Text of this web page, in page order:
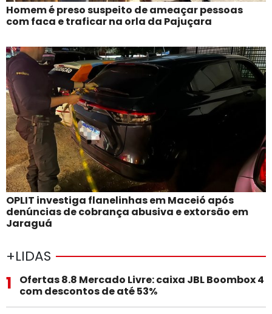
Homem é preso suspeito de ameaçar pessoas
com faca e traficar na orla da Pajuçara
OPLIT investiga flanelinhas em Maceió após
denúncias de cobrança abusiva e extorsão em
Jaraguá
+LIDAS
1
Ofertas 8.8 Mercado Livre: caixa JBL Boombox 4
com descontos de até 53%